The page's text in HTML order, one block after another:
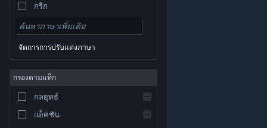
© Valve Corporation สงวนลิขสิทธิ์ เครื่องหมายการค้า
และประเทศอื่น
นโยบายความเป็นส่วนตัว
การช่วยการเข้าถึง|
Steam| การคืนเงิน
กรีก
จัดการการปรับแต่งภาษา
กรองตามแท็ก
กลยุทธ์
แอ็คชัน